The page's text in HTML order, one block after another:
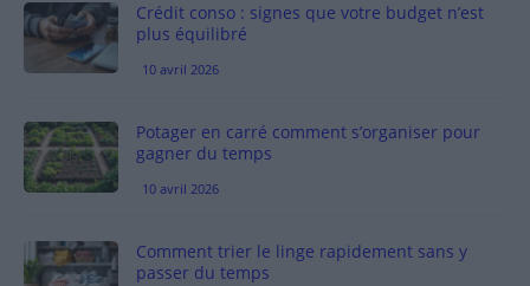
Crédit conso : signes que votre budget n’est
plus équilibré
10 avril 2026
Potager en carré comment s’organiser pour
gagner du temps
10 avril 2026
Comment trier le linge rapidement sans y
passer du temps